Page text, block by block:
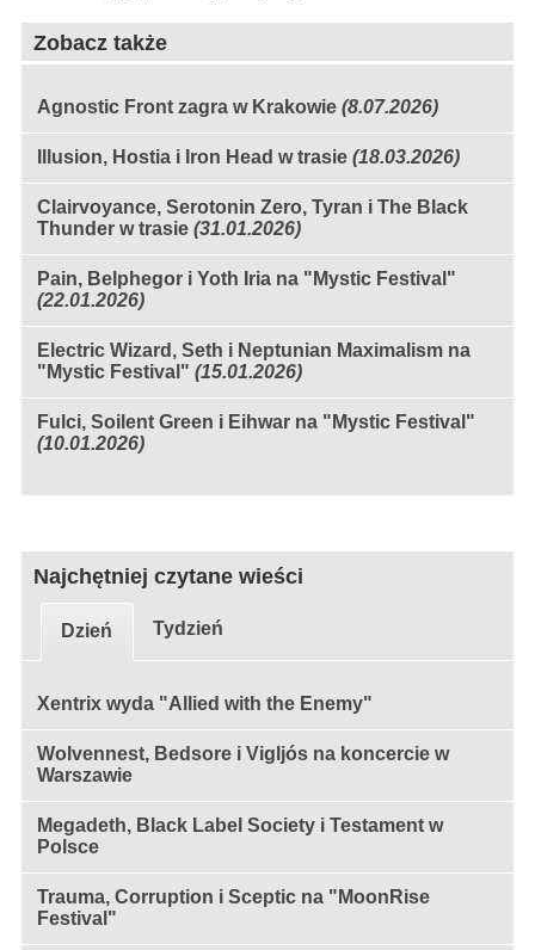
Zobacz także
Agnostic Front zagra w Krakowie (8.07.2026)
Illusion, Hostia i Iron Head w trasie (18.03.2026)
Clairvoyance, Serotonin Zero, Tyran i The Black
Thunder w trasie (31.01.2026)
Pain, Belphegor i Yoth Iria na "Mystic Festival"
(22.01.2026)
Electric Wizard, Seth i Neptunian Maximalism na
"Mystic Festival" (15.01.2026)
Fulci, Soilent Green i Eihwar na "Mystic Festival"
(10.01.2026)
Najchętniej czytane wieści
Dzień Tydzień
Xentrix wyda "Allied with the Enemy"
Wolvennest, Bedsore i Vigljós na koncercie w
Warszawie
Megadeth, Black Label Society i Testament w
Polsce
Trauma, Corruption i Sceptic na "MoonRise
Festival"